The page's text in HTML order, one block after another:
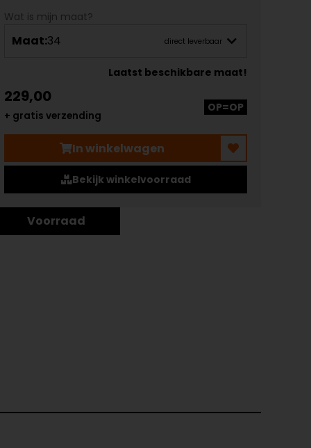
Wat is mijn maat?
Maat:34 direct leverbaar
Laatst beschikbare maat!
229,00
+ gratis verzending
OP=OP
In winkelwagen
Bekijk winkelvoorraad
Voorraad